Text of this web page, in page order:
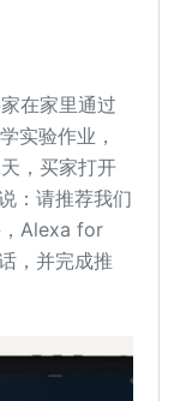
在家里通过
实验作业，
，买家打开
：请推荐我们
，Alexa for
，并完成推